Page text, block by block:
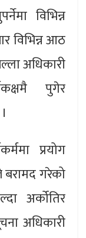
विभिन्न
विभिन्न आठ
अधिकारी
पुगेर
प्रयोग
बरामद गरेको
अर्कोतिर
अधिकारी